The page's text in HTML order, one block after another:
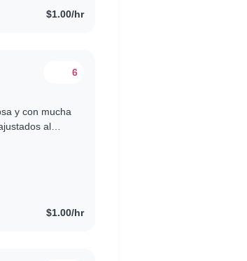
$1.00/hr
6
y con mucha
al
$1.00/hr